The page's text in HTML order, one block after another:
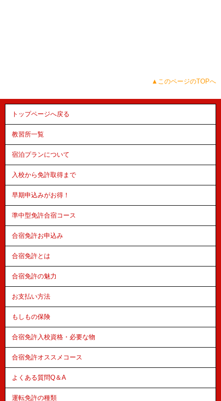
▲このページのTOPへ
トップページへ戻る
教習所一覧
宿泊プランについて
入校から免許取得まで
早期申込みがお得！
準中型免許合宿コース
合宿免許お申込み
合宿免許とは
合宿免許の魅力
お支払い方法
もしもの保険
合宿免許入校資格・必要な物
合宿免許オススメコース
よくある質問Q＆A
運転免許の種類